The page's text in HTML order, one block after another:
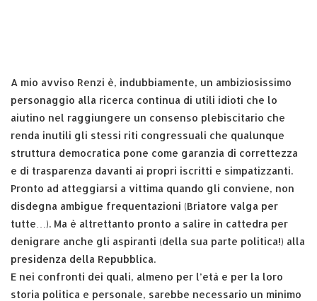
A mio avviso Renzi è, indubbiamente, un ambiziosissimo
personaggio alla ricerca continua di utili idioti che lo
aiutino nel raggiungere un consenso plebiscitario che
renda inutili gli stessi riti congressuali che qualunque
struttura democratica pone come garanzia di correttezza
e di trasparenza davanti ai propri iscritti e simpatizzanti.
Pronto ad atteggiarsi a vittima quando gli conviene, non
disdegna ambigue frequentazioni (Briatore valga per
tutte…). Ma è altrettanto pronto a salire in cattedra per
denigrare anche gli aspiranti (della sua parte politica!) alla
presidenza della Repubblica.
E nei confronti dei quali, almeno per l’età e per la loro
storia politica e personale, sarebbe necessario un minimo